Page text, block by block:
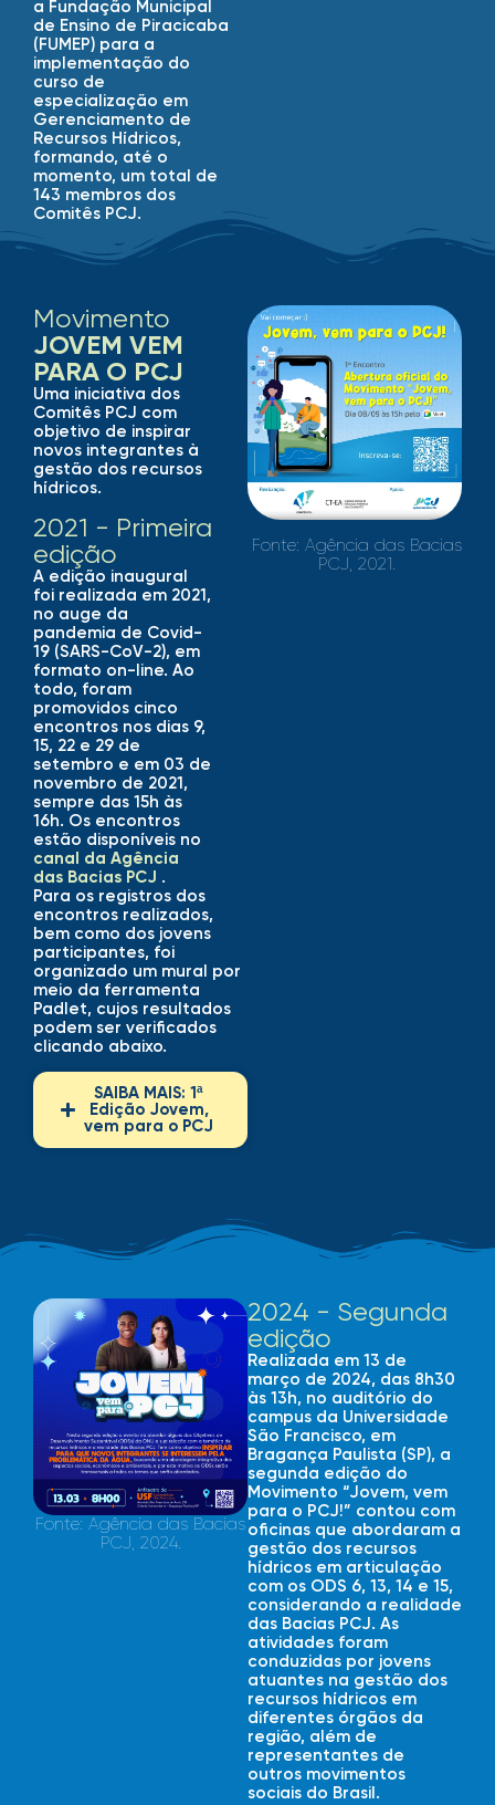
a Fundação Municipal
de Ensino de Piracicaba
(FUMEP) para a
implementação do
curso de
especialização em
Gerenciamento de
Recursos Hídricos,
formando, até o
momento, um total de
143 membros dos
Comitês PCJ.
Movimento
JOVEM VEM
PARA O PCJ
Uma iniciativa dos
Comitês PCJ com
objetivo de inspirar
novos integrantes à
gestão dos recursos
hídricos.
2021 - Primeira
edição
A edição inaugural
foi realizada em 2021,
no auge da
pandemia de Covid-
19 (SARS-CoV-2), em
formato on-line. Ao
todo, foram
promovidos cinco
encontros nos dias 9,
15, 22 e 29 de
setembro e em 03 de
novembro de 2021,
sempre das 15h às
16h. Os encontros
estão disponíveis no
canal da Agência
das Bacias PCJ .
Para os registros dos
encontros realizados,
bem como dos jovens
participantes, foi
organizado um mural por
meio da ferramenta
Padlet, cujos resultados
podem ser verificados
clicando abaixo.
SAIBA MAIS: 1ª
Edição Jovem,
vem para o PCJ
Fonte: Agência das Bacias
PCJ, 2021.
Fonte: Agência das Bacias
PCJ, 2024.
2024 - Segunda
edição
Realizada em 13 de
março de 2024, das 8h30
às 13h, no auditório do
campus da Universidade
São Francisco, em
Bragança Paulista (SP), a
segunda edição do
Movimento “Jovem, vem
para o PCJ!” contou com
oficinas que abordaram a
gestão dos recursos
hídricos em articulação
com os ODS 6, 13, 14 e 15,
considerando a realidade
das Bacias PCJ. As
atividades foram
conduzidas por jovens
atuantes na gestão dos
recursos hídricos em
diferentes órgãos da
região, além de
representantes de
outros movimentos
sociais do Brasil.